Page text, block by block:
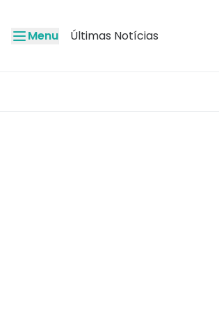
Menu Últimas Notícias